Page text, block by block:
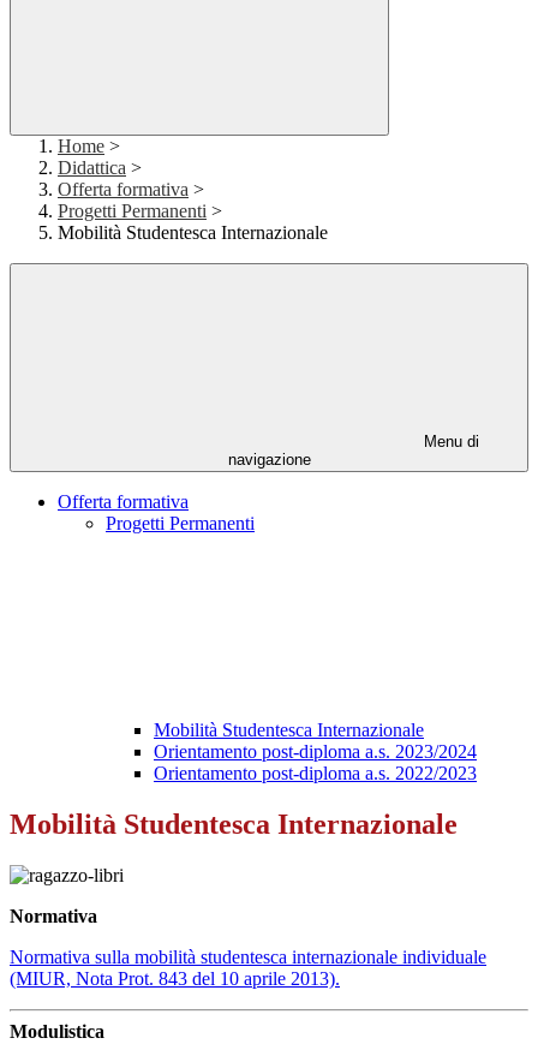
Home >
Didattica >
Offerta formativa >
Progetti Permanenti >
Mobilità Studentesca Internazionale
Menu di
navigazione
Offerta formativa
Progetti Permanenti
Mobilità Studentesca Internazionale
Orientamento post-diploma a.s. 2023/2024
Orientamento post-diploma a.s. 2022/2023
Mobilità Studentesca Internazionale
Normativa
Normativa sulla mobilità studentesca internazionale individuale
(MIUR, Nota Prot. 843 del 10 aprile 2013).
Modulistica